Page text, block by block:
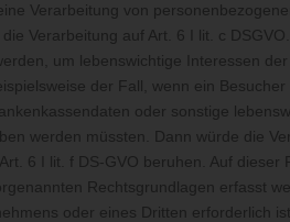
Verarbeitung von
Verarbeitung auf Art. 6 I lit. c
um lebenswichtige Interessen
der Fall, wenn ein
oder sonstige
werden müssten. Dann würde die
6 I lit. f DS-GVO beruhen. Auf dieser
Rechtsgrundlagen erfasst
oder eines Dritten erforderlich